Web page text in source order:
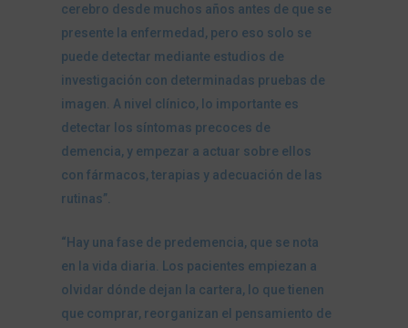
cerebro desde muchos años antes de que se
presente la enfermedad, pero eso solo se
puede detectar mediante estudios de
investigación con determinadas pruebas de
imagen. A nivel clínico, lo importante es
detectar los síntomas precoces de
demencia, y empezar a actuar sobre ellos
con fármacos, terapias y adecuación de las
rutinas”.
“Hay una fase de predemencia, que se nota
en la vida diaria. Los pacientes empiezan a
olvidar dónde dejan la cartera, lo que tienen
que comprar, reorganizan el pensamiento de